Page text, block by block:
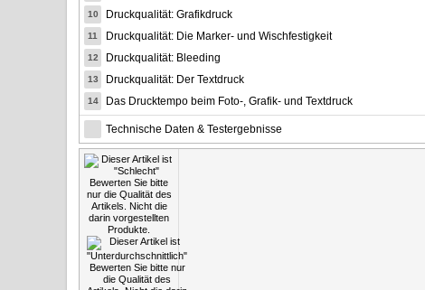
10 Druckqualität: Grafikdruck
11 Druckqualität: Die Marker- und Wischfestigkeit
12 Druckqualität: Bleeding
13 Druckqualität: Der Textdruck
14 Das Drucktempo beim Foto-, Grafik- und Textdruck
Technische Daten & Testergebnisse